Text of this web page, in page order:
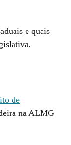
e quais
de
na ALMG